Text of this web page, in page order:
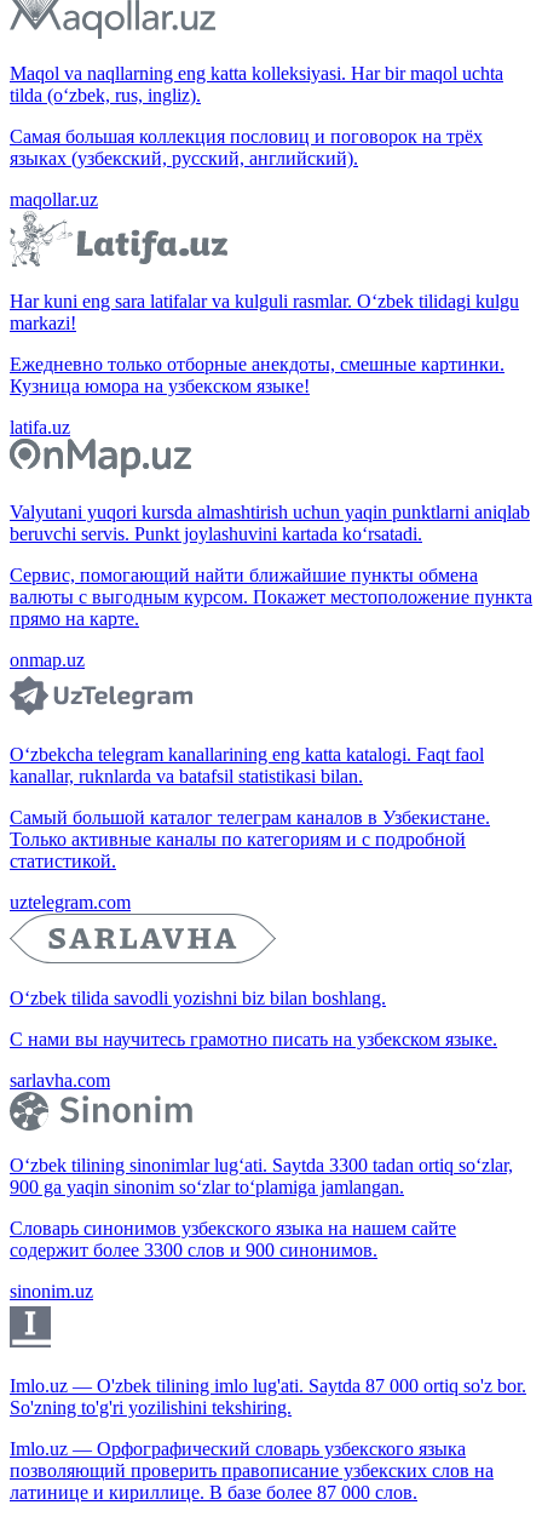
Maqol va naqllarning eng katta kolleksiyasi. Har bir maqol uchta
tilda (o‘zbek, rus, ingliz).
Самая большая коллекция пословиц и поговорок на трёх
языках (узбекский, русский, английский).
maqollar.uz
Har kuni eng sara latifalar va kulguli rasmlar. O‘zbek tilidagi kulgu
markazi!
Ежедневно только отборные анекдоты, смешные картинки.
Кузница юмора на узбекском языке!
latifa.uz
Valyutani yuqori kursda almashtirish uchun yaqin punktlarni aniqlab
beruvchi servis. Punkt joylashuvini kartada ko‘rsatadi.
Сервис, помогающий найти ближайшие пункты обмена
валюты с выгодным курсом. Покажет местоположение пункта
прямо на карте.
onmap.uz
O‘zbekcha telegram kanallarining eng katta katalogi. Faqt faol
kanallar, ruknlarda va batafsil statistikasi bilan.
Самый большой каталог телеграм каналов в Узбекистане.
Только активные каналы по категориям и с подробной
статистикой.
uztelegram.com
O‘zbek tilida savodli yozishni biz bilan boshlang.
С нами вы научитесь грамотно писать на узбекском языке.
sarlavha.com
O‘zbek tilining sinonimlar lug‘ati. Saytda 3300 tadan ortiq so‘zlar,
900 ga yaqin sinonim so‘zlar to‘plamiga jamlangan.
Словарь синонимов узбекского языка на нашем сайте
содержит более 3300 слов и 900 синонимов.
sinonim.uz
Imlo.uz — O'zbek tilining imlo lug'ati. Saytda 87 000 ortiq so'z bor.
So'zning to'g'ri yozilishini tekshiring.
Imlo.uz — Орфографический словарь узбекского языка
позволяющий проверить правописание узбекских слов на
латинице и кириллице. В базе более 87 000 слов.